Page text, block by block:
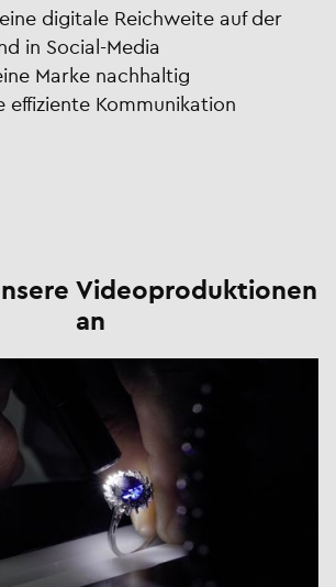
digitale Reichweite auf der
in Social-Media
Marke nachhaltig
effiziente Kommunikation
Videoproduktionen
an